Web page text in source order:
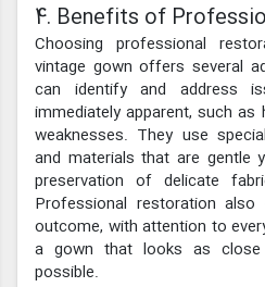
4. Benefits of
Choosing professional
vintage gown offers several
can identify and address
immediately apparent, such
weaknesses. They use
and materials that are gentle
preservation of delicate
Professional restoration also
outcome, with attention to
a gown that looks as
possible.